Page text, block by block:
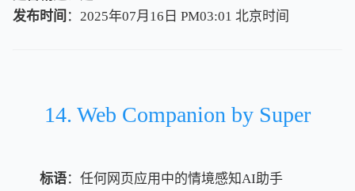
发布时间 ：2025年07月16日 PM03:01 北京时间
北京时间
14. Web Companion by Super
标语：任何网页应用中的情境感知AI助手